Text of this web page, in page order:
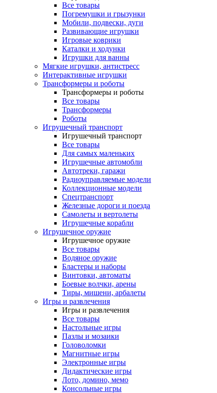
Все товары
Погремушки и грызунки
Мобили, подвески, дуги
Развивающие игрушки
Игровые коврики
Каталки и ходунки
Игрушки для ванны
Мягкие игрушки, антистресс
Интерактивные игрушки
Трансформеры и роботы
Трансформеры и роботы
Все товары
Трансформеры
Роботы
Игрушечный транспорт
Игрушечный транспорт
Все товары
Для самых маленьких
Игрушечные автомобли
Автотреки, гаражи
Радиоуправляемые модели
Коллекционные модели
Спецтранспорт
Железные дороги и поезда
Самолеты и вертолеты
Игрушечные корабли
Игрушечное оружие
Игрушечное оружие
Все товары
Водяное оружие
Бластеры и наборы
Винтовки, автоматы
Боевые волчки, арены
Тиры, мишени, арбалеты
Игры и развлечения
Игры и развлечения
Все товары
Настольные игры
Пазлы и мозаики
Головоломки
Магнитные игры
Электронные игры
Дидактические игры
Лото, домино, мемо
Консольные игры